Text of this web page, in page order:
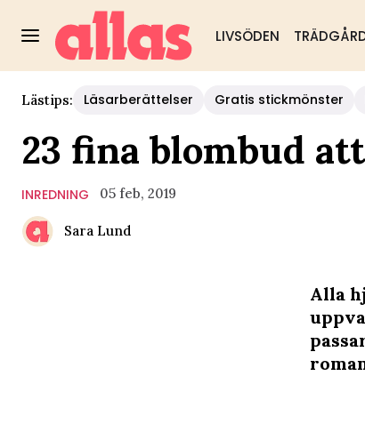
LIVSÖDEN
Lästips: Läsarberättelser Gratis stickmönster
23 fina blombud
INREDNING 05 feb, 2019
Sara Lund
Alla